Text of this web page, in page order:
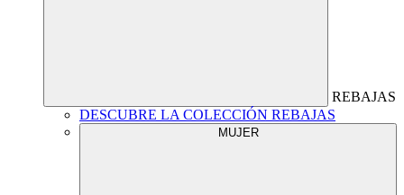
REBAJAS
DESCUBRE LA COLECCIÓN REBAJAS
MUJER